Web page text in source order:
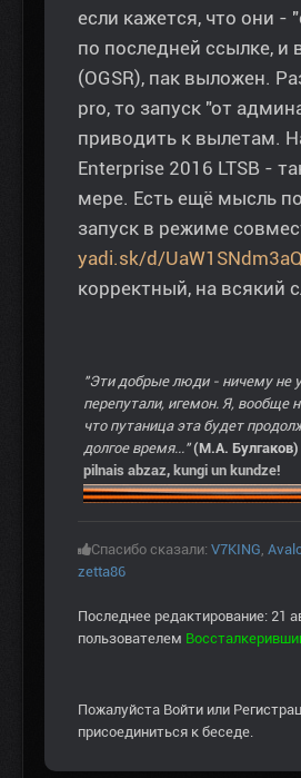
если кажется, что они -
по последней ссылке,
(OGSR), пак выложен.
pro, то запуск "от
приводить к вылетам.
Enterprise 2016 LTSB -
мере. Есть ещё мысль
запуск в режиме
yadi.sk/d/
корректный, на всякий
"Эти добрые люди - ничему не
перепутали, игемон. Я, вообще
что путаница эта будет
долгое время..." (М.А. Булгаков)
pilnais abzaz, kungi un kundze!
Спасибо сказали: V7KING
zetta86
Последнее редактирование: 21
пользователем
Пожалуйста Войти или
присоединиться к беседе.